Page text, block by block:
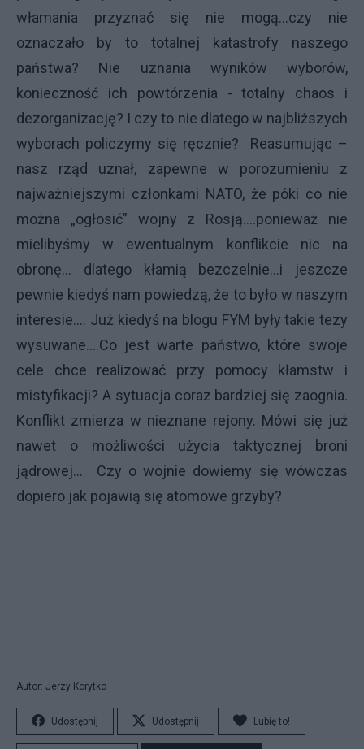
włamania przyznać się nie mogą...czy nie
oznaczało by to totalnej katastrofy naszego
państwa? Nie uznania wyników wyborów,
konieczność ich powtórzenia - totalny chaos i
dezorganizację? I czy to nie dlatego w najbliższych
wyborach policzymy się ręcznie? Reasumując –
nasz rząd uznał, zapewne w porozumieniu z
najważniejszymi członkami NATO, że póki co nie
można „ogłosić” wojny z Rosją….ponieważ nie
mielibyśmy w ewentualnym konflikcie nic na
obronę… dlatego kłamią bezczelnie…i jeszcze
pewnie kiedyś nam powiedzą, że to było w naszym
interesie…. Już kiedyś na blogu FYM były takie tezy
wysuwane….Co jest warte państwo, które swoje
cele chce realizować przy pomocy kłamstw i
mistyfikacji? A sytuacja coraz bardziej się zaognia.
Konflikt zmierza w nieznane rejony. Mówi się już
nawet o możliwości użycia taktycznej broni
jądrowej… Czy o wojnie dowiemy się wówczas
dopiero jak pojawią się atomowe grzyby?
Autor: Jerzy Korytko
Udostępnij Udostępnij Lubię to!